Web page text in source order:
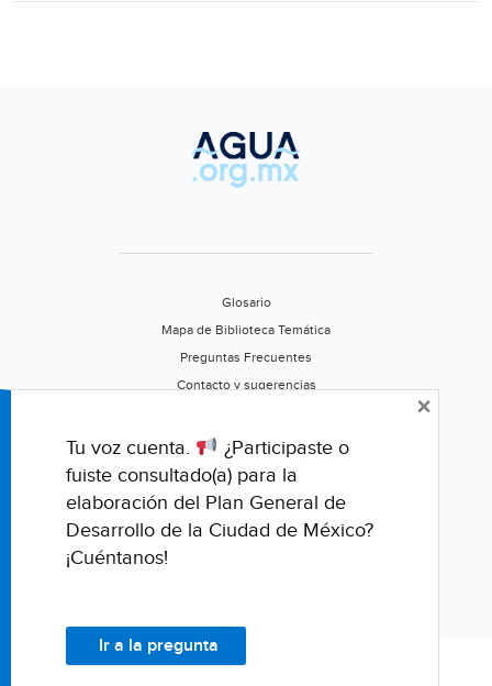
Glosario
Mapa de Biblioteca Temática
Preguntas Frecuentes
Contacto y sugerencias
Califica este portal
Tu voz cuenta.
¿Participaste o
fuiste consultado(a) para la
elaboración del Plan General de
Desarrollo de la Ciudad de México?
¡Cuéntanos!
Ir a la pregunta
×